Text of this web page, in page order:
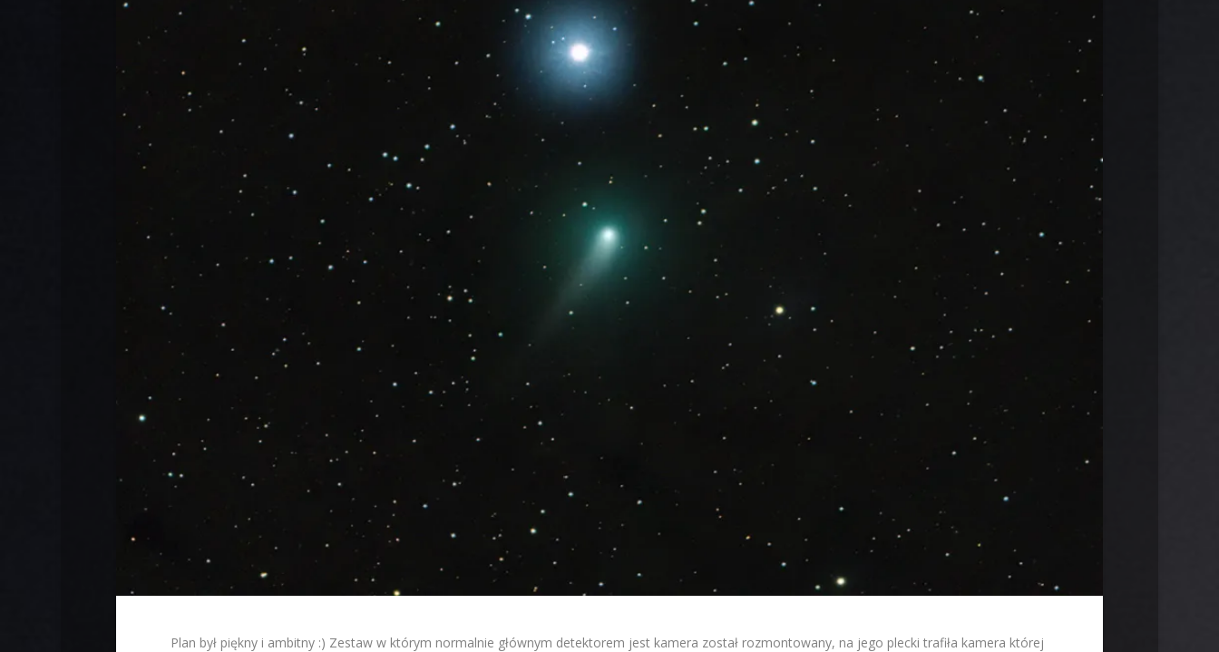
Plan był piękny i ambitny :) Zestaw w którym normalnie głównym detektorem jest kamera został rozmontowany, na jego plecki trafiła kamera której